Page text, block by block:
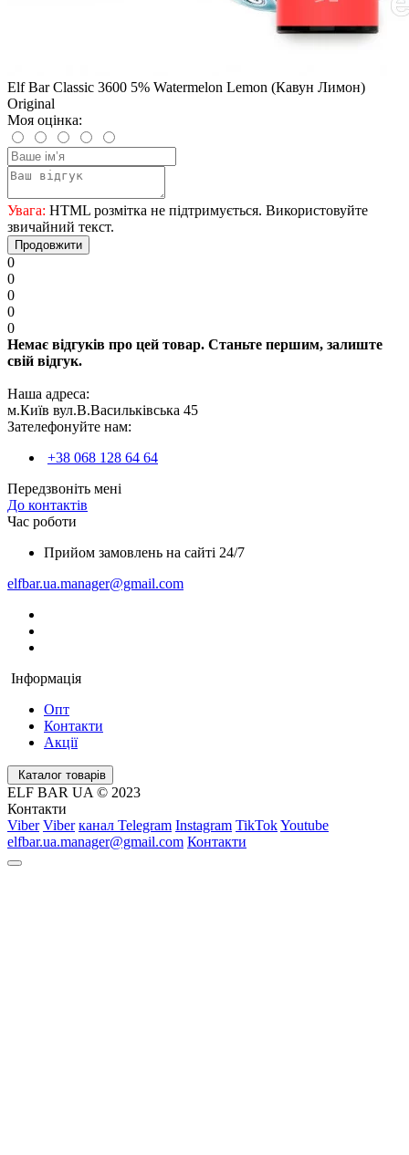
Elf Bar Сlassic 3600 5% Watermelon Lemon (Кавун Лимон)
Original
Моя оцінка:
Увага: HTML розмітка не підтримується. Використовуйте
звичайний текст.
Продовжити
0
0
0
0
0
Немає відгуків про цей товар. Станьте першим, залиште
свій відгук.
Наша адреса:
м.Київ вул.В.Васильківська 45
Зателефонуйте нам:
+38 068 128 64 64
Передзвоніть мені
До контактів
Час роботи
Прийом замовлень на сайті 24/7
elfbar.ua.manager@gmail.com
Інформація
Опт
Контакти
Акції
Каталог товарів
ELF BAR UA © 2023
Контакти
Viber Viber канал Telegram Instagram TikTokYoutube
elfbar.ua.manager@gmail.com Контакти